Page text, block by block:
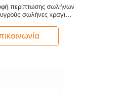
περίπτωσης σωλήνων
σωλήνες κραγιόν